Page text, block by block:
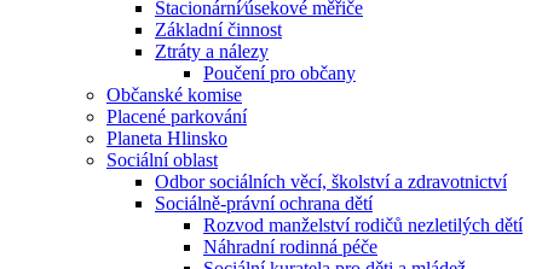
Stacionární⁄úsekové měřiče
Základní činnost
Ztráty a nálezy
Poučení pro občany
Občanské komise
Placené parkování
Planeta Hlinsko
Sociální oblast
Odbor sociálních věcí, školství a zdravotnictví
Sociálně-právní ochrana dětí
Rozvod manželství rodičů nezletilých dětí
Náhradní rodinná péče